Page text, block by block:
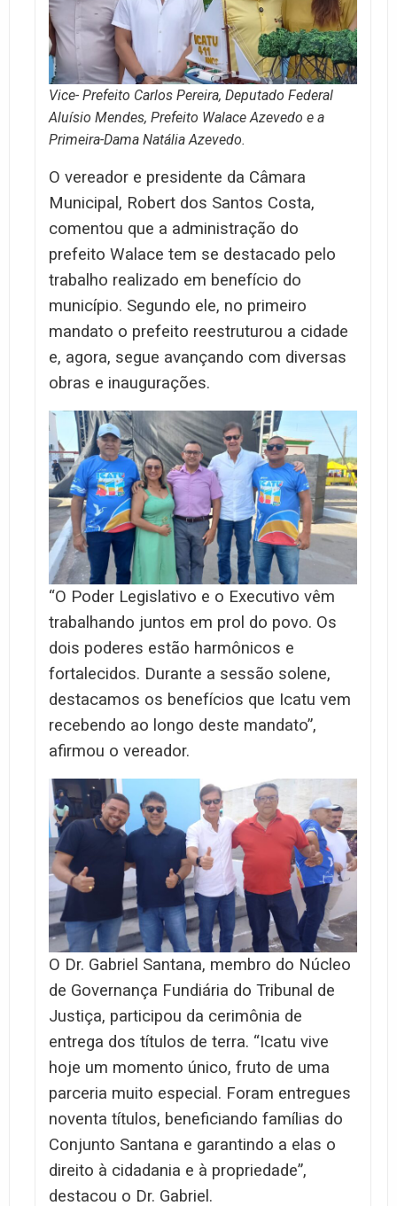
Vice- Prefeito Carlos Pereira, Deputado Federal
Aluísio Mendes, Prefeito Walace Azevedo e a
Primeira-Dama Natália Azevedo.
O vereador e presidente da Câmara
Municipal, Robert dos Santos Costa,
comentou que a administração do
prefeito Walace tem se destacado pelo
trabalho realizado em benefício do
município. Segundo ele, no primeiro
mandato o prefeito reestruturou a cidade
e, agora, segue avançando com diversas
obras e inaugurações.
“O Poder Legislativo e o Executivo vêm
trabalhando juntos em prol do povo. Os
dois poderes estão harmônicos e
fortalecidos. Durante a sessão solene,
destacamos os benefícios que Icatu vem
recebendo ao longo deste mandato”,
afirmou o vereador.
O Dr. Gabriel Santana, membro do Núcleo
de Governança Fundiária do Tribunal de
Justiça, participou da cerimônia de
entrega dos títulos de terra. “Icatu vive
hoje um momento único, fruto de uma
parceria muito especial. Foram entregues
noventa títulos, beneficiando famílias do
Conjunto Santana e garantindo a elas o
direito à cidadania e à propriedade”,
destacou o Dr. Gabriel.